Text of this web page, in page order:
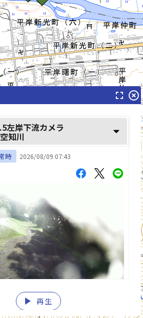
fullscreen highlight_off
左岸下流カメラ
空知川 arrow_drop_down
時 2026/08/09 07:43
play_arrow 再生